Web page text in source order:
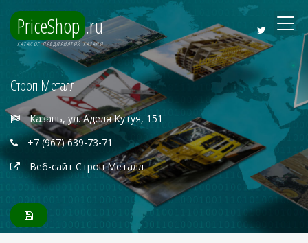
PriceShop .ru
КАТАЛОГ ПРЕДПРИЯТИЙ КАЗАНИ
Строп Металл
Казань, ул. Аделя Кутуя, 151
+7 (967) 639-73-71
Веб-сайт Строп Металл